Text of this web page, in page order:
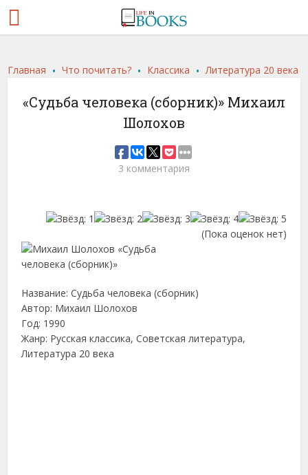
Главная .Что почитать? . Классика . Литература 20 века
«Судьба человека (сборник)» Михаил
Шолохов
3 комментария
(Пока оценок нет)
Название: Судьба человека (сборник)
Автор: Михаил Шолохов
Год: 1990
Жанр: Русская классика, Советская литература,
Литература 20 века